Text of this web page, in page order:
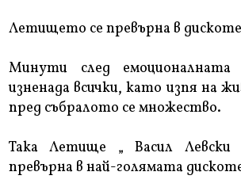
Летището се превърна в
Минути след емоционалната
изненада всички, като изпя на
пред събралото се множество.
Така Летище „ Васил Левски
превърна в най-голямата